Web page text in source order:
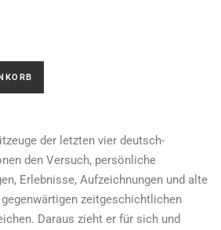
der letzten vier deutsch-
den Versuch, persönliche
Erlebnisse, Aufzeichnungen und alte
zeitgeschichtlichen
Daraus zieht er für sich und